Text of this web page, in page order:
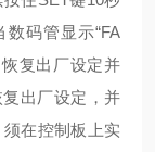
码管显示“FA
复出厂设定并
出厂设定，并
在控制板上实